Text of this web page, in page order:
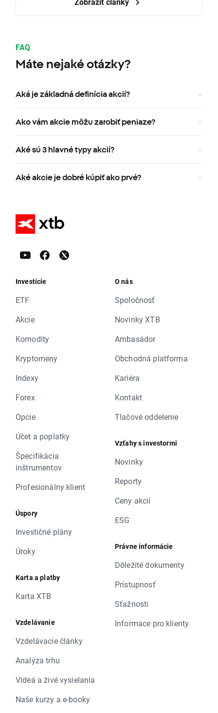
FAQ
Máte nejaké otázky?
Aká je základná definícia akcií?
Ako vám akcie môžu zarobiť peniaze?
Aké sú 3 hlavné typy akcií?
Aké akcie je dobré kúpiť ako prvé?
Investície
ETF
Akcie
Komodity
Kryptomeny
Indexy
Forex
Opcie
Účet a poplatky
Špecifikácia
inštrumentov
Profesionálny klient
Úspory
Investičné plány
Úroky
Karta a platby
Karta XTB
Vzdelávanie
Vzdelávacie články
Analýza trhu
Videá a živé vysielania
Naše kurzy a e-booky
O nás
Spoločnosť
Novinky XTB
Ambasádor
Obchodná platforma
Kariéra
Kontakt
Tlačové oddelenie
Vzťahy s investormi
Novinky
Reporty
Ceny akcií
ESG
Právne informácie
Dôležité dokumenty
Prístupnosť
Sťažnosti
Informace pro klienty